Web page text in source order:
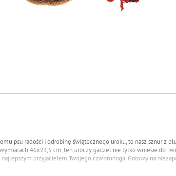
psu radości i odrobinę świątecznego uroku, to nasz sznur z
46x23,5 cm, ten uroczy gadżet nie tylko wniesie do
przyjacielem Twojego czworonoga. Gotowy na